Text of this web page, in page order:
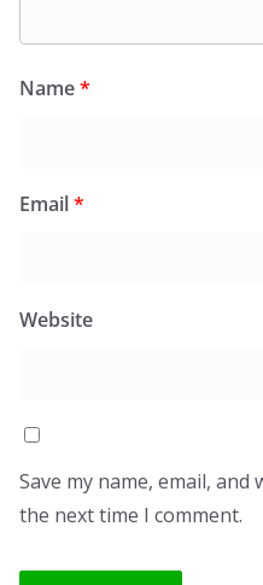
Name*
Email*
Website
Save my name, email,
the next time I comment.